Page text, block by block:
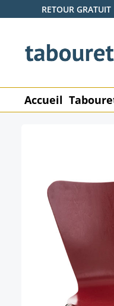
au contenu principal
Passer à la recherche
Passer à la navigation
RETOUR GRATUIT
Accueil